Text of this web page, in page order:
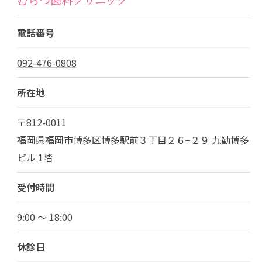
電話番号
092-476-0808
所在地
〒812-0011
福岡県福岡市博多区博多駅前３丁目２６−２９ 九勧博多
ビル 1階
受付時間
9:00 ～ 18:00
休診日